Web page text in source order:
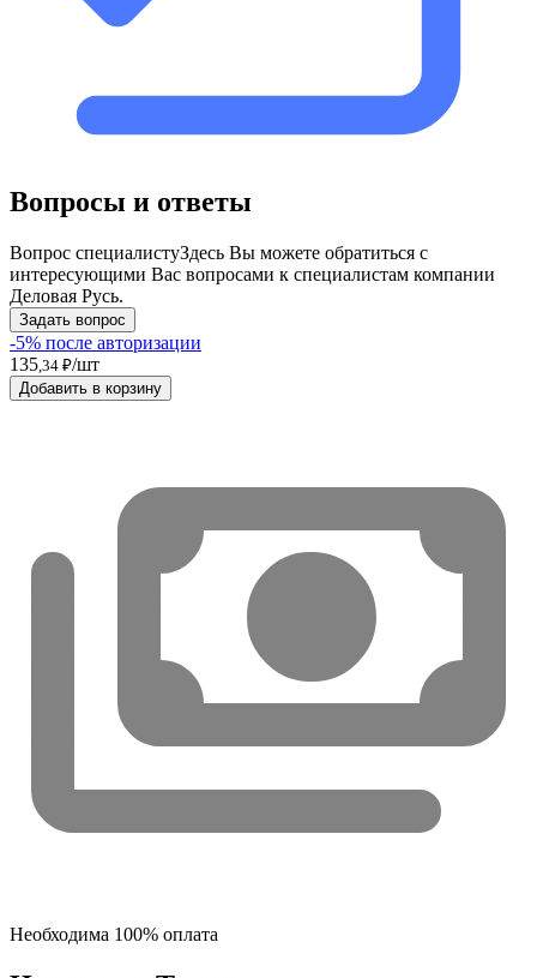
Вопросы и ответы
Вопрос специалистуЗдесь Вы можете обратиться с
интересующими Вас вопросами к специалистам компании
Деловая Русь.
Задать вопрос
-5% после авторизации
135,34 ₽/шт
Добавить в корзину
Необходима 100% оплата